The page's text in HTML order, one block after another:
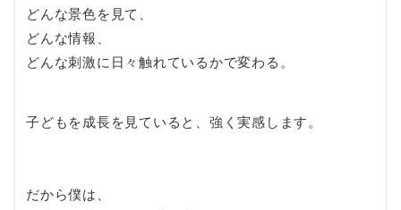
どんな景色を見て、
どんな情報、
どんな刺激に日々触れているかで変わる。
子どもを成長を見ていると、強く実感します。
だから僕は、